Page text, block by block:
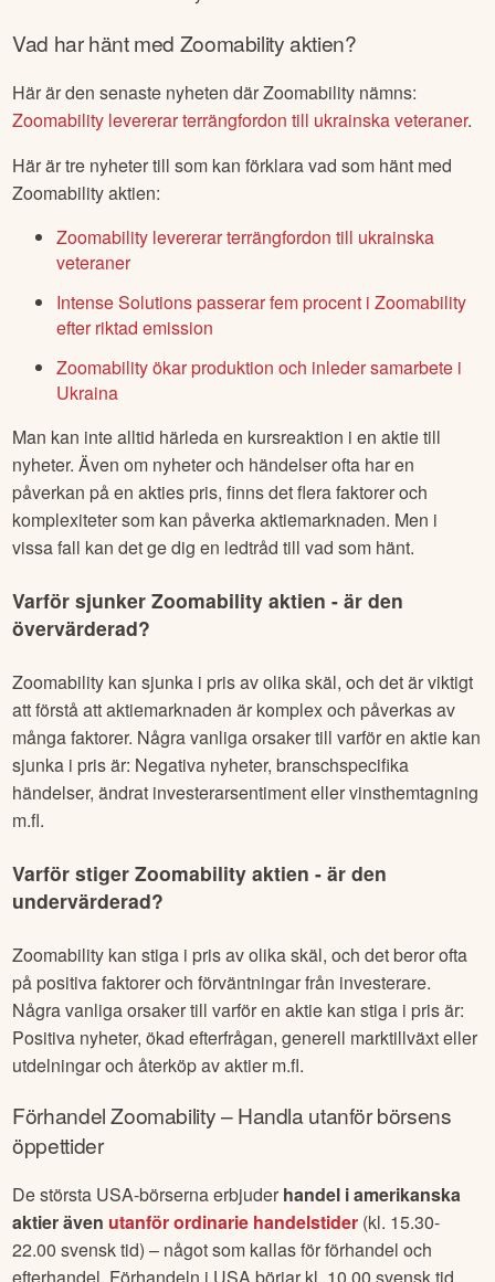
Vad har hänt med Zoomabilityaktien?
Här är den senaste nyheten därZoomability nämns:
Zoomability levererar terrängfordon till ukrainska veteraner.
Här är tre nyheter till som kan förklara vad som hänt med
Zoomabilityaktien:
Zoomability levererar terrängfordon till ukrainska
veteraner
Intense Solutions passerar fem procent i Zoomability
efter riktad emission
Zoomability ökar produktion och inleder samarbete i
Ukraina
Man kan inte alltid härleda en kursreaktion i en aktie till
nyheter. Även om nyheter och händelser ofta har en
påverkan på en akties pris, finns det flera faktorer och
komplexiteter som kan påverka aktiemarknaden. Men i
vissa fall kan det ge dig en ledtråd till vad som hänt.
Varför sjunkerZoomability aktien - är den
övervärderad?
Zoomability kan sjunka i pris av olika skäl, och det är viktigt
att förstå att aktiemarknaden är komplex och påverkas av
många faktorer. Några vanliga orsaker till varför en aktie kan
sjunka i pris är: Negativa nyheter, branschspecifika
händelser, ändrat investerarsentiment eller vinsthemtagning
m.fl.
Varför stigerZoomability aktien - är den
undervärderad?
Zoomability kan stiga i pris av olika skäl, och det beror ofta
på positiva faktorer och förväntningar från investerare.
Några vanliga orsaker till varför en aktie kan stiga i pris är:
Positiva nyheter, ökad efterfrågan, generell marktillväxt eller
utdelningar och återköp av aktier m.fl.
FörhandelZoomability– Handla utanför börsens
öppettider
De största USA-börserna erbjuder handel i amerikanska
aktier även utanför ordinarie handelstider (kl. 15.30-
22.00 svensk tid) – något som kallas för förhandel och